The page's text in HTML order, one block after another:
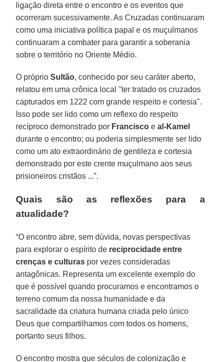
ligação direta entre o encontro e os eventos que
ocorreram sucessivamente. As Cruzadas continuaram
como uma iniciativa política papal e os muçulmanos
continuaram a combater para garantir a soberania
sobre o território no Oriente Médio.
O próprioSultão, conhecido por seu caráter aberto,
relatou em uma crônica local "ter tratado os cruzados
capturados em 1222 com grande respeito e cortesia".
Isso pode ser lido como um reflexo do respeito
recíproco demonstrado por Francisco eal-Kamel
durante o encontro; ou poderia simplesmente ser lido
como um ato extraordinário de gentileza e cortesia
demonstrado por este crente muçulmano aos seus
prisioneiros cristãos ...”.
Quais são as reflexões para a
atualidade?
“O encontro abre, sem dúvida, novas perspectivas
para explorar o espírito de reciprocidade entre
crenças e culturas por vezes consideradas
antagônicas. Representa um excelente exemplo do
que é possível quando procuramos e encontramos o
terreno comum da nossa humanidade e da
sacralidade da criatura humana criada pelo único
Deus que compartilhamos com todos os homens,
portanto seus filhos.
O encontro mostra que séculos de colonização e